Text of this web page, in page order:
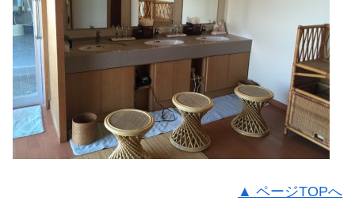
▲ ページTOPへ